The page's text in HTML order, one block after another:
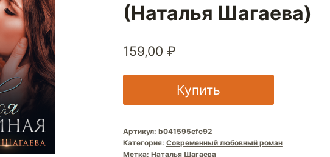
(Наталья Шагаева)
159,00 ₽
Купить
Артикул: b041595efc92
Категория: Современный любовный роман
Метка: Наталья Шагаева